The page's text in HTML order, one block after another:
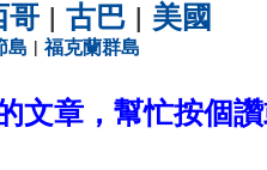
哥 | 古巴 | 美國
島 | 福克蘭群島
文章，幫忙按個